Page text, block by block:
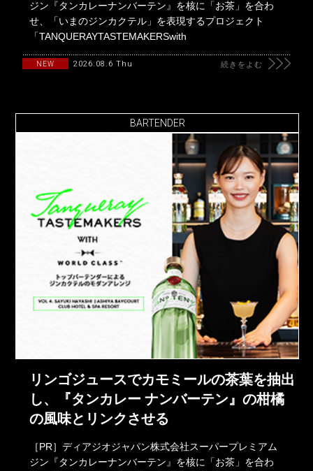
ジン『タンカレーナンバーテン』を核に「お茶」を合わ
せ、「いまのジンカクテル」を表現するプロジェクト
「TANQUERAYTASTEMAKERSwith
NEW 2026.08.6 Thu 続きをよむ
BARTENDER
リンゴジュースでカモミールの茶葉を抽出
し、『タンカレー ナンバーテン』の柑橘
の風味とリンクさせる
［PR］ディアジオジャパン株式会社スーパープレミアム
ジン『タンカレーナンバーテン』を核に「お茶」を合わ